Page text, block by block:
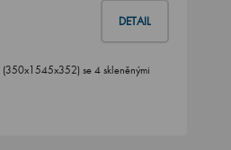
DETAIL
(350x1545x352) se 4 skleněnými